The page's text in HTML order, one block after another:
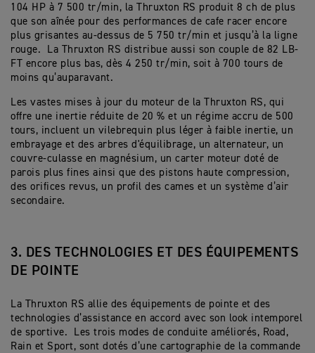
104 HP à 7 500 tr/min, la Thruxton RS produit 8 ch de plus
que son aînée pour des performances de cafe racer encore
plus grisantes au-dessus de 5 750 tr/min et jusqu’à la ligne
rouge. La Thruxton RS distribue aussi son couple de 82 LB-
FT
encore plus bas, dès 4 250 tr/min, soit à 700 tours de
moins qu’auparavant.
Les vastes mises à jour du moteur de la Thruxton RS, qui
offre une inertie réduite de 20 % et un régime accru de 500
tours, incluent un vilebrequin plus léger à faible inertie, un
embrayage et des arbres d'équilibrage, un alternateur, un
couvre-culasse en magnésium, un carter moteur doté de
parois plus fines ainsi que des pistons haute compression,
des orifices revus, un profil des cames et un système d’air
secondaire.
3. DES TECHNOLOGIES ET DES ÉQUIPEMENTS
DE POINTE
La Thruxton RS allie des équipements de pointe et des
technologies d’assistance en accord avec son look intemporel
de sportive. Les trois modes de conduite améliorés, Road,
Rain et Sport, sont dotés d’une cartographie de la commande